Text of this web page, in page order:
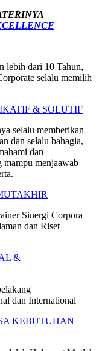
lebih dari 10 Tahun,
selalu memilih
& SOLUTIF
selalu memberikan
dan selalu bahagia,
dan
menjaawab
Sinergi Corpora
dan Riset
&
dan International
KEBUTUHAN